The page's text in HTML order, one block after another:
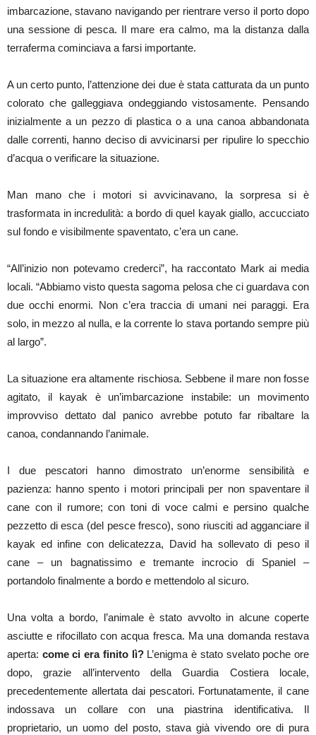
imbarcazione, stavano navigando per rientrare verso il porto dopo
una sessione di pesca. Il mare era calmo, ma la distanza dalla
terraferma cominciava a farsi importante.
A un certo punto, l’attenzione dei due è stata catturata da un punto
colorato che galleggiava ondeggiando vistosamente. Pensando
inizialmente a un pezzo di plastica o a una canoa abbandonata
dalle correnti, hanno deciso di avvicinarsi per ripulire lo specchio
d’acqua o verificare la situazione.
Man mano che i motori si avvicinavano, la sorpresa si è
trasformata in incredulità: a bordo di quel kayak giallo, accucciato
sul fondo e visibilmente spaventato, c’era un cane.
“All’inizio non potevamo crederci”, ha raccontato Mark ai media
locali. “Abbiamo visto questa sagoma pelosa che ci guardava con
due occhi enormi. Non c’era traccia di umani nei paraggi. Era
solo, in mezzo al nulla, e la corrente lo stava portando sempre più
al largo”.
La situazione era altamente rischiosa. Sebbene il mare non fosse
agitato, il kayak è un’imbarcazione instabile: un movimento
improvviso dettato dal panico avrebbe potuto far ribaltare la
canoa, condannando l’animale.
I due pescatori hanno dimostrato un’enorme sensibilità e
pazienza: hanno spento i motori principali per non spaventare il
cane con il rumore; con toni di voce calmi e persino qualche
pezzetto di esca (del pesce fresco), sono riusciti ad agganciare il
kayak ed infine con delicatezza, David ha sollevato di peso il
cane – un bagnatissimo e tremante incrocio di Spaniel –
portandolo finalmente a bordo e mettendolo al sicuro.
Una volta a bordo, l’animale è stato avvolto in alcune coperte
asciutte e rifocillato con acqua fresca. Ma una domanda restava
aperta: come ci era finito lì? L’enigma è stato svelato poche ore
dopo, grazie all’intervento della Guardia Costiera locale,
precedentemente allertata dai pescatori. Fortunatamente, il cane
indossava un collare con una piastrina identificativa. Il
proprietario, un uomo del posto, stava già vivendo ore di pura